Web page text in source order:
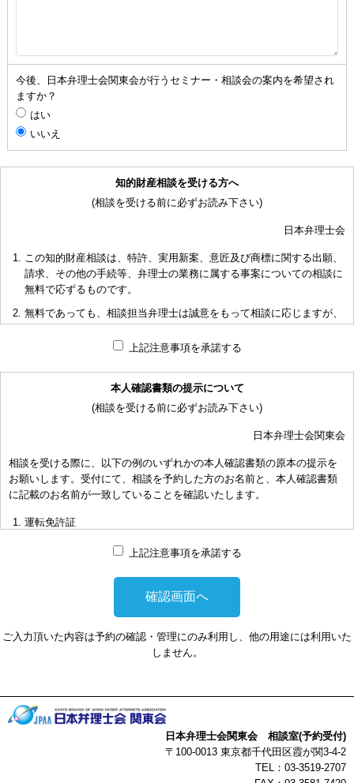
今後、日本弁理士会関東会が行うセミナー・相談会の案内を希望され
ますか？
はい
いいえ
知的財産相談を受ける方へ
(相談を受ける前に必ずお読み下さい)
日本弁理士会
この知的財産相談は、特許、実用新案、意匠及び商標に関する出願、
請求、その他の手続等、弁理士の業務に属する事案についての相談に
無料で応ずるものです。
無料であっても、相談担当弁理士は誠意をもって相談に応じますが、
もありますことを予めご了承下さい。
め、相談内容について、相談担当弁理士も当会も法的責任を負うもの
ではないことを予めご了承下さい。
お申し出により、相談担当弁理士に対して調査、出願等の相談事案を
依頼された場合には、通常の受任事件として有料となります。また、
その場合は、依頼者と弁理士個人との関係となり、当会は関与しませ
によって、また、特許事務所によって異なりますので、詳細は特許事
非対面型の相談はWEB会議システムを利用して実施します。WEB会
議システムを利用する事によって生じた不利益または損害に対して、
当会は、一切の責任を負い兼ねます。この点あらかじめご了承くださ
い。
上記注意事項を承諾する
本人確認書類の提示について
(相談を受ける前に必ずお読み下さい)
日本弁理士会関東会
相談を受ける際に、以下の例のいずれかの本人確認書類の原本の提示を
お願いします。受付にて、相談を予約した方のお名前と、本人確認書類
に記載のお名前が一致していることを確認いたします。
運転免許証
マイナンバーカード
本人確認書類を提示頂けない場合は、相談を受けることができません。
上記注意事項を承諾する
ご入力頂いた内容は予約の確認・管理にのみ利用し、他の用途には利用いた
しません。
日本弁理士会関東会 相談室(予約受付)
〒100-0013 東京都千代田区霞が関3-4-2
TEL：03-3519-2707